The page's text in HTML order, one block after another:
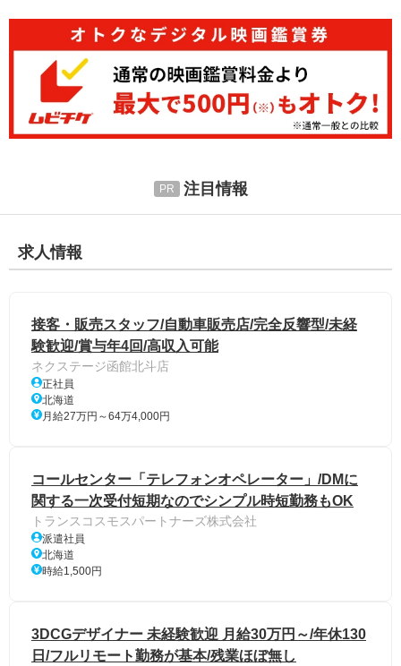
注目情報
求人情報
接客・販売スタッフ/自動車販売店/完全反響型/未経
験歓迎/賞与年4回/高収入可能
ネクステージ函館北斗店
正社員
北海道
月給27万円～64万4,000円
コールセンター「テレフォンオペレーター」/DMに
関する一次受付短期なのでシンプル時短勤務もOK
トランスコスモスパートナーズ株式会社
派遣社員
北海道
時給1,500円
3DCGデザイナー 未経験歓迎 月給30万円～/年休130
日/フルリモート勤務が基本/残業ほぼ無し